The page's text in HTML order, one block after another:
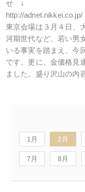
せ ↓
http://adnet.nikkei.co.jp/
東京会場は３月４日、
河期世代など、若い男
いる事実を踏まえ、今
です。更に、金価格見
ました。盛り沢山の内
1月 2月
7月 8月